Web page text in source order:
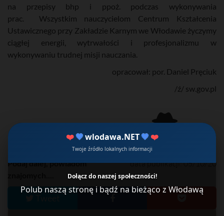
❤️ 💙wlodawa.NET 💙❤️
Twoje źródło lokalnych informacji
Dołącz do naszej społeczności!
Polub naszą stronę i bądź na bieżąco z Włodawą
na przepisy bhp i ppoż. podczas wykonywania
prac. Wszystkim nauczycielom Centrum Kształcenia
Ustawicznego przy Zakładzie Karnym we Włodawie życzymy
ciągłej energii, wytrwałości i profesjonalizmu w
wykonywaniu trudnej misji nauczania.
opracował: por. Daniel Pręciuk
/ź/ sw.gov.pl
data publikacji: 05/10/20
Podaj dalej, powiadom